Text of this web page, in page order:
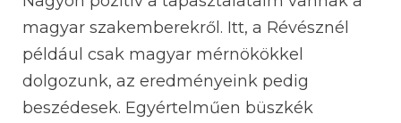
magyar szakemberekről. Itt, a Révésznél
például csak magyar mérnökökkel
dolgozunk, az eredményeink pedig
beszédesek. Egyértelműen büszkék